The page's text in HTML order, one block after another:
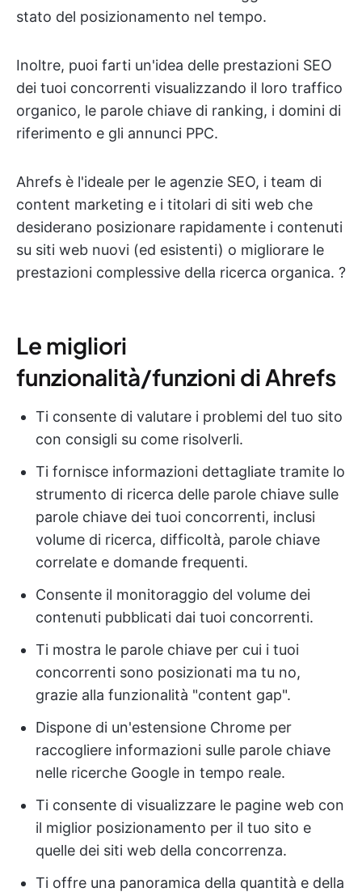
stato del posizionamento nel tempo.
Inoltre, puoi farti un'idea delle prestazioni SEO
dei tuoi concorrenti visualizzando il loro traffico
organico, le parole chiave di ranking, i domini di
riferimento e gli annunci PPC.
Ahrefs è l'ideale per le agenzie SEO, i team di
content marketing e i titolari di siti web che
desiderano posizionare rapidamente i contenuti
su siti web nuovi (ed esistenti) o migliorare le
prestazioni complessive della ricerca organica. ?
Le migliori
funzionalità/funzioni di Ahrefs
Ti consente di valutare i problemi del tuo sito
con consigli su come risolverli.
Ti fornisce informazioni dettagliate tramite lo
strumento di ricerca delle parole chiave sulle
parole chiave dei tuoi concorrenti, inclusi
volume di ricerca, difficoltà, parole chiave
correlate e domande frequenti.
Consente il monitoraggio del volume dei
contenuti pubblicati dai tuoi concorrenti.
Ti mostra le parole chiave per cui i tuoi
concorrenti sono posizionati ma tu no,
grazie alla funzionalità "content gap".
Dispone di un'estensione Chrome per
raccogliere informazioni sulle parole chiave
nelle ricerche Google in tempo reale.
Ti consente di visualizzare le pagine web con
il miglior posizionamento per il tuo sito e
quelle dei siti web della concorrenza.
Ti offre una panoramica della quantità e della